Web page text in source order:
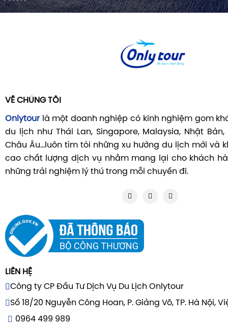
VỀ CHÚNG TÔI
Onlytourlà một doanh nghiệp có kinh nghiệm gom
du lịch như Thái Lan, Singapore, Malaysia, Nhật Bản,
Châu Âu...luôn tìm tòi những xu hướng du lịch mới và
cao chất lượng dịch vụ nhằm mang lại cho khách
những trải nghiệm lý thú trong mỗi chuyến đi.
LIÊN HỆ
Công ty CP Đầu Tư Dịch Vụ Du Lịch Onlytour
Số 18/20 Nguyễn Công Hoan, P. Giảng Võ, TP. Hà Nội,
0964 499 989